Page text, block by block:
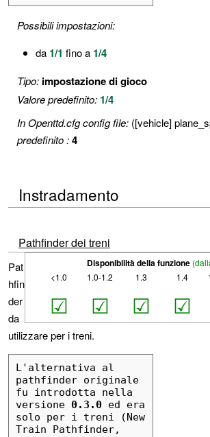
Possibili impostazioni:
da 1/1 fino a 1/4
Tipo: impostazione di gioco
Valore predefinito: 1/4
In Openttd.cfg config file: ([vehicle]
predefinito :4
Instradamento
Pathfinder dei treni
Disponibilità della funzione
<1.0
☑
1.0-1.2
☑
1.3
☑
1.4
☑
Pat
hfin
der
da
utilizzare per i treni.
L'alternativa al
pathfinder originale
fu introdotta nella
versione 0.3.0 ed era
solo per i treni (New
Train Pathfinder,